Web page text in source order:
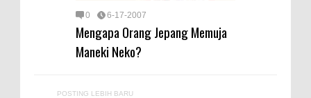
0 6-17-2007
Mengapa Orang Jepang Memuja
Maneki Neko?
POSTING LEBIH BARU